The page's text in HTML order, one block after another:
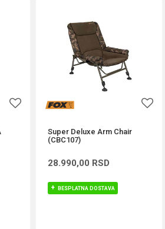
Super Deluxe Arm Chair
(CBC107)
28.990,00 RSD
BESPLATNA DOSTAVA